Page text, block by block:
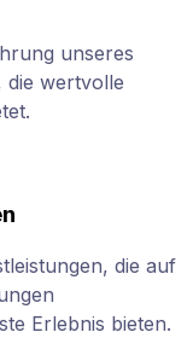
unseres
die wertvolle
die auf
Erlebnis bieten.